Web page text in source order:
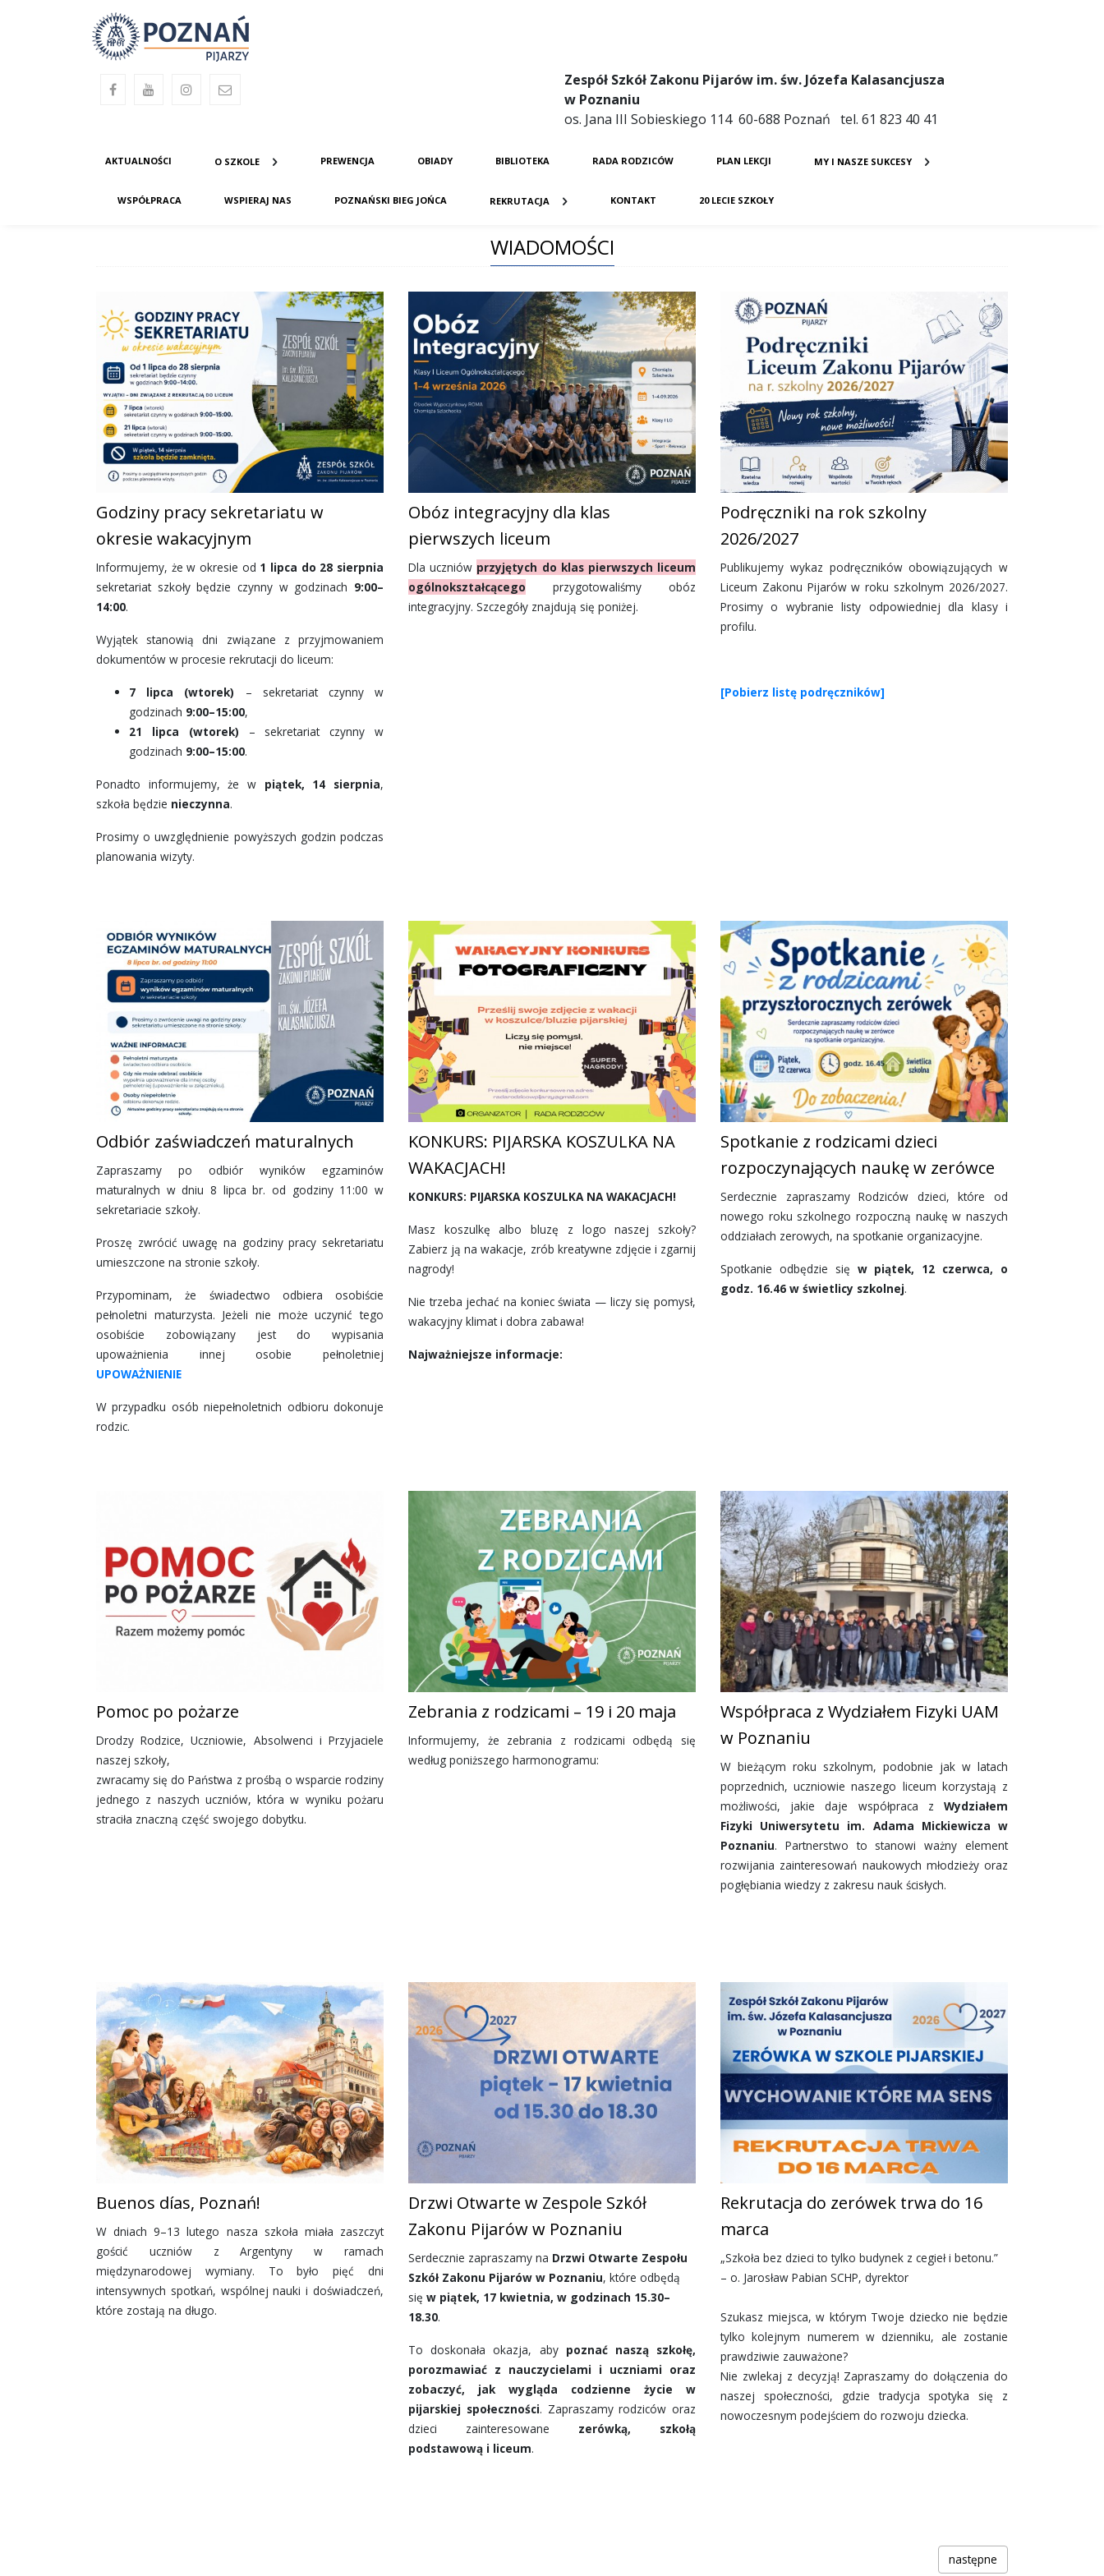
Zespół Szkół Zakonu Pijarów im. św. Józefa Kalasancjusza
w Poznaniu
os. Jana III Sobieskiego 114 60-688 Poznań tel. 61 823 40 41
AKTUALNOŚCI O SZKOLE PREWENCJA OBIADY BIBLIOTEKA RADA RODZICÓW PLAN LEKCJI MY I NASZE SUKCESY
WSPÓŁPRACA WSPIERAJ NAS POZNAŃSKI BIEG JOŃCA REKRUTACJA KONTAKT 20 LECIE SZKOŁY
WIADOMOŚCI
Godziny pracy sekretariatu w
okresie wakacyjnym
Informujemy, że w okresie od 1 lipca do 28 sierpnia
sekretariat szkoły będzie czynny w godzinach 9:00–
14:00.
Wyjątek stanowią dni związane z przyjmowaniem
dokumentów w procesie rekrutacji do liceum:
7 lipca (wtorek) – sekretariat czynny w
godzinach 9:00–15:00,
21 lipca (wtorek) – sekretariat czynny w
godzinach 9:00–15:00.
Ponadto informujemy, że w piątek, 14 sierpnia,
szkoła będzie nieczynna.
Prosimy o uwzględnienie powyższych godzin podczas
planowania wizyty.
Obóz integracyjny dla klas
pierwszych liceum
Dla uczniów przyjętych do klas pierwszych liceum
ogólnokształcącego przygotowaliśmy obóz
integracyjny. Szczegóły znajdują się poniżej.
Podręczniki na rok szkolny
2026/2027
Publikujemy wykaz podręczników obowiązujących w
Liceum Zakonu Pijarów w roku szkolnym 2026/2027.
Prosimy o wybranie listy odpowiedniej dla klasy i
profilu.
[Pobierz listę podręczników]
Odbiór zaświadczeń maturalnych
Zapraszamy po odbiór wyników egzaminów
maturalnych w dniu 8 lipca br. od godziny 11:00 w
sekretariacie szkoły.
Proszę zwrócić uwagę na godziny pracy sekretariatu
umieszczone na stronie szkoły.
Przypominam, że świadectwo odbiera osobiście
pełnoletni maturzysta. Jeżeli nie może uczynić tego
osobiście zobowiązany jest do wypisania
upoważnienia innej osobie pełnoletniej
UPOWAŻNIENIE
W przypadku osób niepełnoletnich odbioru dokonuje
rodzic.
KONKURS: PIJARSKA KOSZULKA NA
WAKACJACH!
KONKURS: PIJARSKA KOSZULKA NA WAKACJACH!
Masz koszulkę albo bluzę z logo naszej szkoły?
Zabierz ją na wakacje, zrób kreatywne zdjęcie i zgarnij
nagrody!
Nie trzeba jechać na koniec świata — liczy się pomysł,
wakacyjny klimat i dobra zabawa!
Najważniejsze informacje:
Spotkanie z rodzicami dzieci
rozpoczynających naukę w zerówce
Serdecznie zapraszamy Rodziców dzieci, które od
nowego roku szkolnego rozpoczną naukę w naszych
oddziałach zerowych, na spotkanie organizacyjne.
Spotkanie odbędzie się w piątek, 12 czerwca, o
godz. 16.46 w świetlicy szkolnej.
Pomoc po pożarze
Drodzy Rodzice, Uczniowie, Absolwenci i Przyjaciele
naszej szkoły,
zwracamy się do Państwa z prośbą o wsparcie rodziny
jednego z naszych uczniów, która w wyniku pożaru
straciła znaczną część swojego dobytku.
Zebrania z rodzicami – 19 i 20 maja
Informujemy, że zebrania z rodzicami odbędą się
według poniższego harmonogramu:
Współpraca z Wydziałem Fizyki UAM
w Poznaniu
W bieżącym roku szkolnym, podobnie jak w latach
poprzednich, uczniowie naszego liceum korzystają z
możliwości, jakie daje współpraca z Wydziałem
Fizyki Uniwersytetu im. Adama Mickiewicza w
Poznaniu. Partnerstwo to stanowi ważny element
rozwijania zainteresowań naukowych młodzieży oraz
pogłębiania wiedzy z zakresu nauk ścisłych.
Buenos días, Poznań!
W dniach 9–13 lutego nasza szkoła miała zaszczyt
gościć uczniów z Argentyny w ramach
międzynarodowej wymiany. To było pięć dni
intensywnych spotkań, wspólnej nauki i doświadczeń,
które zostają na długo.
Drzwi Otwarte w Zespole Szkół
Zakonu Pijarów w Poznaniu
Serdecznie zapraszamy na Drzwi Otwarte Zespołu
Szkół Zakonu Pijarów w Poznaniu, które odbędą
się w piątek, 17 kwietnia, w godzinach 15.30–
18.30.
To doskonała okazja, aby poznać naszą szkołę,
porozmawiać z nauczycielami i uczniami oraz
zobaczyć, jak wygląda codzienne życie w
pijarskiej społeczności. Zapraszamy rodziców oraz
dzieci zainteresowane zerówką, szkołą
podstawową i liceum.
Rekrutacja do zerówek trwa do 16
marca
„Szkoła bez dzieci to tylko budynek z cegieł i betonu.”
– o. Jarosław Pabian SCHP, dyrektor
Szukasz miejsca, w którym Twoje dziecko nie będzie
tylko kolejnym numerem w dzienniku, ale zostanie
prawdziwie zauważone?
Nie zwlekaj z decyzją! Zapraszamy do dołączenia do
naszej społeczności, gdzie tradycja spotyka się z
nowoczesnym podejściem do rozwoju dziecka.
następne